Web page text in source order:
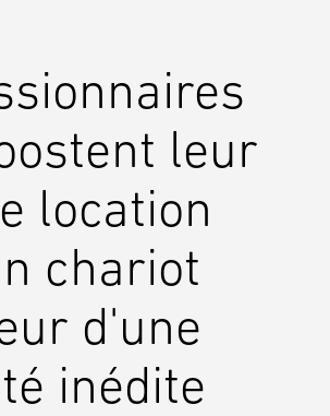
leur
location
chariot
d'une
inédite